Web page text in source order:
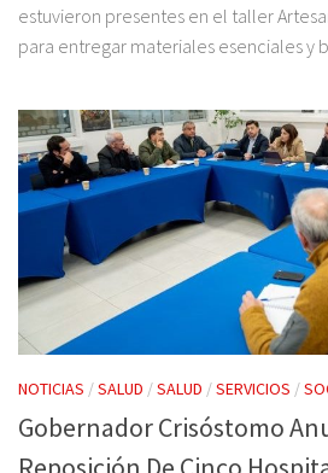
estuvieron presentes en el taller
para entregar materiales esenciales y
NOTICIAS /SALUD /SALUD /SERVICIOS /
Gobernador Crisóstomo